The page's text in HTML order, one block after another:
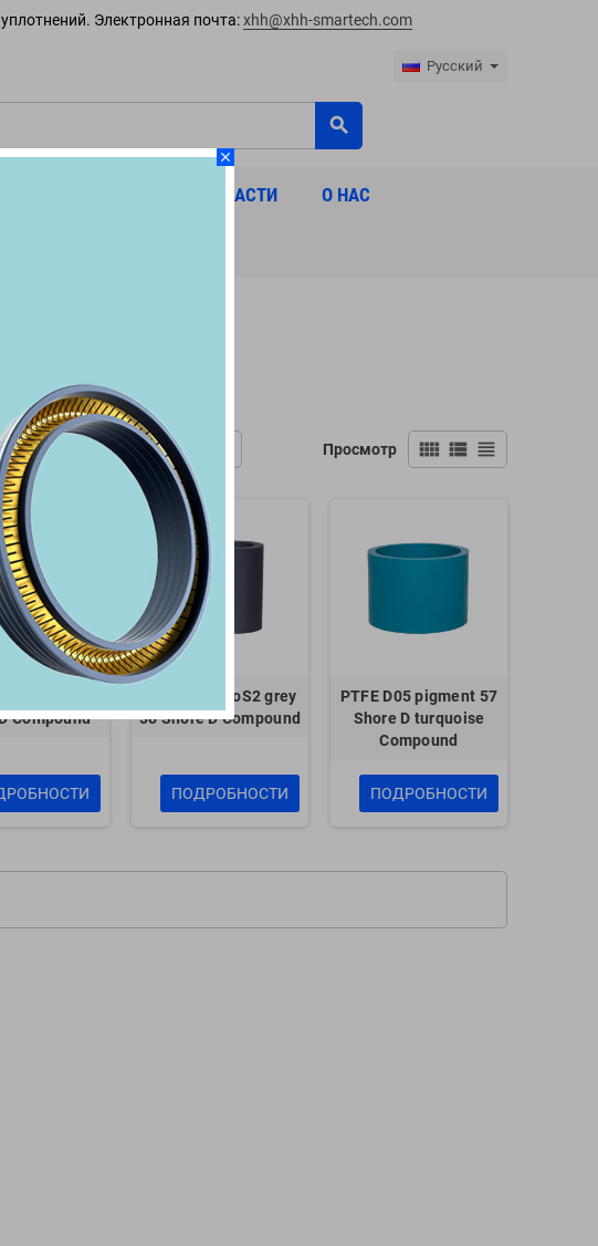
Электронная почта: xhh@xhh-smartech.com
Русский
search
OEM-СОВМЕСТИМЫЕ ЗАПЧАСТИ О НАС
7241717
FLUOROLOY
for
Dispensing
ROD SEAL
Релевантность Просмотр view_comfy view_list view_headline
Compound
PTFE GlasMoS2 grey
58 Shore D Compound
ПОДРОБНОСТИ
PTFE D05 pigment 57
Shore D turquoise
Compound
ПОДРОБНОСТИ
close